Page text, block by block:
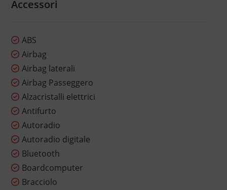
Accessori
ABS
Airbag
Airbag laterali
Airbag Passeggero
Alzacristalli elettrici
Antifurto
Autoradio
Autoradio digitale
Bluetooth
Boardcomputer
Bracciolo